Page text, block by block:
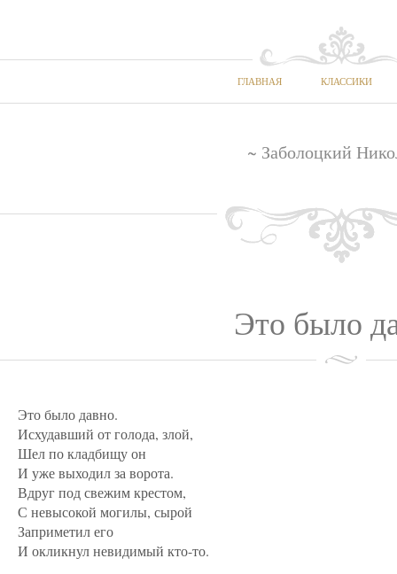
ГЛАВНАЯ КЛАССИКИ
~ Заболоцкий
Это было
Это было давно.
Исхудавший от голода, злой,
Шел по кладбищу он
И уже выходил за ворота.
Вдруг под свежим крестом,
С невысокой могилы, сырой
Заприметил его
И окликнул невидимый кто-то.